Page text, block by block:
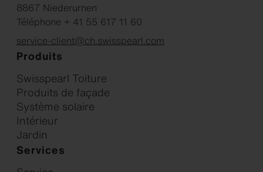
8867 Niederurnen
Téléphone + 41 55 617 11 60
service-client@ch.swisspearl.com
Produits
Swisspearl Toiture
Produits de façade
Système solaire
Intérieur
Jardin
Services